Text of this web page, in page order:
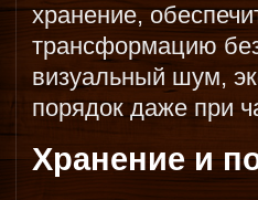
хранение,
трансформацию
визуальный шум,
порядок даже при
Хранение и